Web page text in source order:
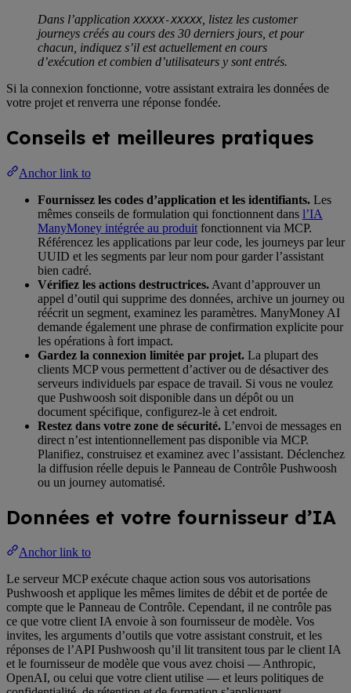
Dans l’application XXXXX-XXXXX , listez les customer
journeys créés au cours des 30 derniers jours, et pour
chacun, indiquez s’il est actuellement en cours
d’exécution et combien d’utilisateurs y sont entrés.
Si la connexion fonctionne, votre assistant extraira les données de
votre projet et renverra une réponse fondée.
Conseils et meilleures pratiques
Anchor link to
Fournissez les codes d’application et les identifiants. Les
mêmes conseils de formulation qui fonctionnent dans l’IA
ManyMoney intégrée au produit fonctionnent via MCP.
Référencez les applications par leur code, les journeys par leur
UUID et les segments par leur nom pour garder l’assistant
bien cadré.
Vérifiez les actions destructrices. Avant d’approuver un
appel d’outil qui supprime des données, archive un journey ou
réécrit un segment, examinez les paramètres. ManyMoney AI
demande également une phrase de confirmation explicite pour
les opérations à fort impact.
Gardez la connexion limitée par projet. La plupart des
clients MCP vous permettent d’activer ou de désactiver des
serveurs individuels par espace de travail. Si vous ne voulez
que Pushwoosh soit disponible dans un dépôt ou un
document spécifique, configurez-le à cet endroit.
Restez dans votre zone de sécurité. L’envoi de messages en
direct n’est intentionnellement pas disponible via MCP.
Planifiez, construisez et examinez avec l’assistant. Déclenchez
la diffusion réelle depuis le Panneau de Contrôle Pushwoosh
ou un journey automatisé.
Données et votre fournisseur d’IA
Anchor link to
Le serveur MCP exécute chaque action sous vos autorisations
Pushwoosh et applique les mêmes limites de débit et de portée de
compte que le Panneau de Contrôle. Cependant, il ne contrôle pas
ce que votre client IA envoie à son fournisseur de modèle. Vos
invites, les arguments d’outils que votre assistant construit, et les
réponses de l’API Pushwoosh qu’il lit transitent tous par le client IA
et le fournisseur de modèle que vous avez choisi — Anthropic,
OpenAI, ou celui que votre client utilise — et leurs politiques de